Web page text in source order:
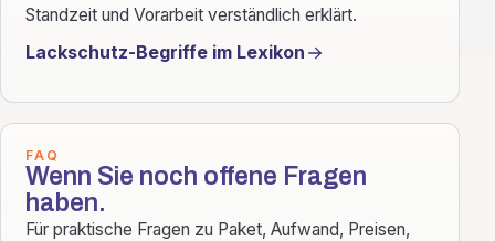
Standzeit und Vorarbeit verständlich erklärt.
Lackschutz-Begriffe im Lexikon
FAQ
Wenn Sie noch offene Fragen
haben.
Für praktische Fragen zu Paket, Aufwand, Preisen,